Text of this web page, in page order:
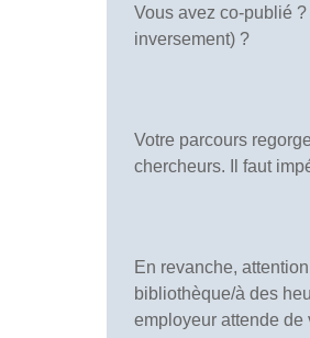
Vous avez co-publié
inversement) ?
Votre parcours
chercheurs. Il faut
En revanche,
bibliothèque/à des
employeur attende de